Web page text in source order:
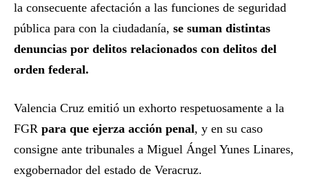
la consecuente afectación a las funciones de seguridad
pública para con la ciudadanía, se suman distintas
denuncias por delitos relacionados con delitos del
orden federal.
Valencia Cruz emitió un exhorto respetuosamente a la
FGR para que ejerza acción penal, y en su caso
consigne ante tribunales a Miguel Ángel Yunes Linares,
exgobernador del estado de Veracruz.